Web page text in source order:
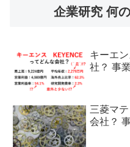
企業研究 何
キーエ
社？ 事
三菱マ
会社？